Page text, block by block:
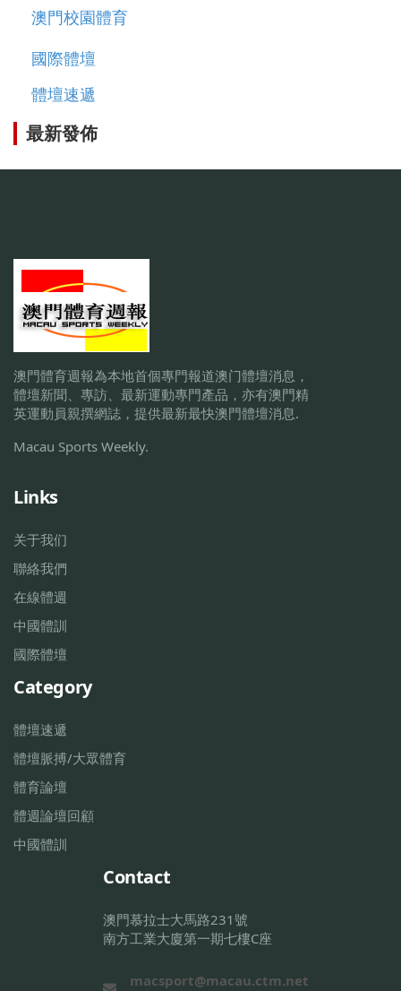
澳門校園體育
國際體壇
體壇速遞
最新發佈
澳門體育週報為本地首個專門報道澳门體壇消息，
體壇新聞、專訪、最新運動專門產品，亦有澳門精
英運動員親撰網誌，提供最新最快澳門體壇消息.
Macau Sports Weekly.
Links
关于我们
聯絡我們
在線體週
中國體訓
國際體壇
Category
體壇速遞
體壇脈搏/大眾體育
體育論壇
體週論壇回顧
中國體訓
Contact
澳門慕拉士大馬路231號
南方工業大廈第一期七樓C座
macsport@macau.ctm.net